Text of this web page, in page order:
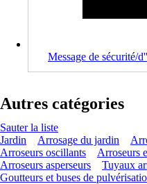
Message de sécurité/
Autres catégories
Sauter la liste
Jardin
Arrosage du jardin
Arroseurs oscillants
Arroseurs
Arroseurs asperseurs
Tuyaux
Goutteurs et buses de